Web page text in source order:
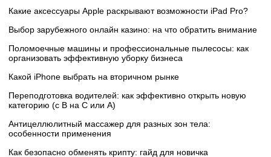
Какие аксессуары Apple раскрывают возможности iPad Pro?
Выбор зарубежного онлайн казино: на что обратить внимание
Поломоечные машины и профессиональные пылесосы: как
организовать эффективную уборку бизнеса
Какой iPhone выбрать на вторичном рынке
Переподготовка водителей: как эффективно открыть новую
категорию (с B на C или А)
Антицеллюлитный массажер для разных зон тела:
особенности применения
Как безопасно обменять крипту: гайд для новичка